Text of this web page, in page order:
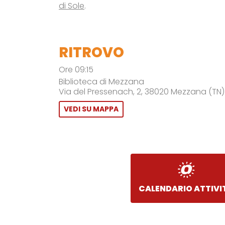
di Sole.
RITROVO
Ore 09:15
Biblioteca di Mezzana
Via del Pressenach, 2, 38020 Mezzana (TN)
VEDI SU MAPPA
CALENDARIO